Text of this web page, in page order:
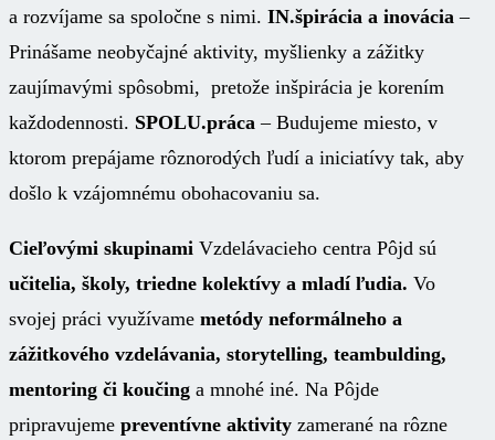
a rozvíjame sa spoločne s nimi. IN.špirácia a inovácia –
Prinášame neobyčajné aktivity, myšlienky a zážitky
zaujímavými spôsobmi, pretože inšpirácia je korením
každodennosti. SPOLU.práca – Budujeme miesto, v
ktorom prepájame rôznorodých ľudí a iniciatívy tak, aby
došlo k vzájomnému obohacovaniu sa.
Cieľovými skupinami Vzdelávacieho centra Pôjd sú
učitelia, školy, triedne kolektívy a mladí ľudia. Vo
svojej práci využívame metódy neformálneho a
zážitkového vzdelávania, storytelling, teambulding,
mentoring či koučing a mnohé iné. Na Pôjde
pripravujeme preventívne aktivity zamerané na rôzne